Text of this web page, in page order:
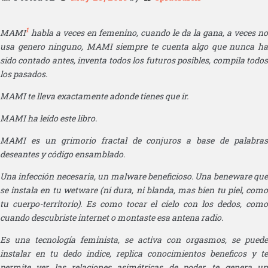
MAMI1 habla a veces en femenino, cuando le da la gana, a veces no
usa genero ninguno, MAMI siempre te cuenta algo que nunca ha
sido contado antes, inventa todos los futuros posibles, compila todos
los pasados.
MAMI te lleva exactamente adonde tienes que ir.
MAMI ha leído este libro.
MAMI es un grimorio fractal de conjuros a base de palabras
deseantes y código ensamblado.
Una infección necesaria, un malware beneficioso. Una beneware que
se instala en tu wetware (ni dura, ni blanda, mas bien tu piel, como
tu cuerpo-territorio). Es como tocar el cielo con los dedos, como
cuando descubriste internet o montaste esa antena radio.
Es una tecnología feminista, se activa con orgasmos, se puede
instalar en tu dedo indice, replica conocimientos beneficos y te